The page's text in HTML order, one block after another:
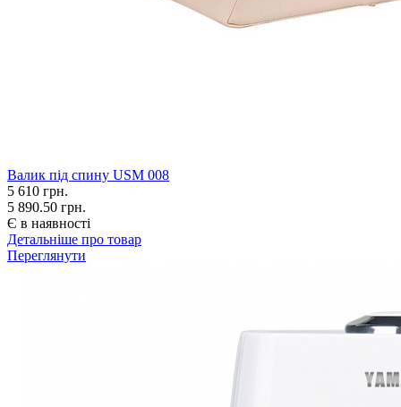
Валик під спину USM 008
5 610 грн.
5 890.50 грн.
Є в наявності
Детальніше про товар
Переглянути